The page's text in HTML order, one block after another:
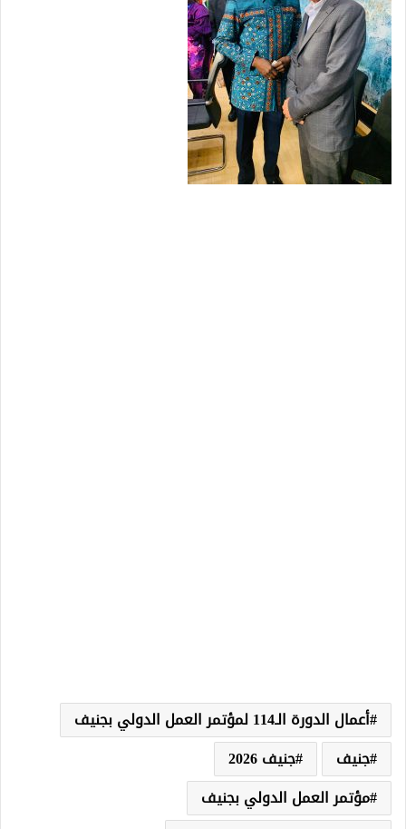
أعمال الدورة الـ114 لمؤتمر العمل الدولي بجنيف
جنيف
جنيف 2026
مؤتمر العمل الدولي بجنيف